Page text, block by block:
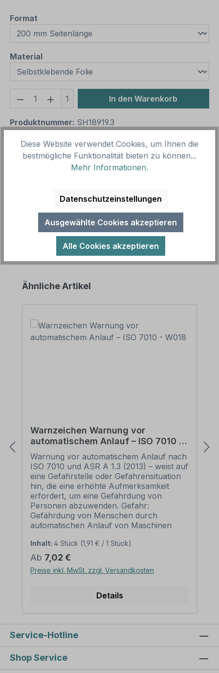
Format
Materialauswählen
Produkt Anzahl: Gib den
1 In den Warenkorb
Produktnummer: SH18919.3
Verlassen einer schwimmenden Fläche – nach ISO
Produktgalerie überspringen
Ähnliche Artikel
Warnzeichen Warnung vor
automatischem Anlauf – ISO 7010 -
W018
Warnung vor automatischem Anlauf nach
ISO 7010 und ASR A 1.3 (2013) – weist auf
eine Gefahrstelle oder Gefahrensituation
hin, die eine erhöhte Aufmerksamkeit
erfordert, um eine Gefährdung von
Personen abzuwenden. Gefahr:
Gefährdung von Menschen durch
automatischen Anlauf von Maschinen
Schreddermaschinen. Merkmale
des Warnzeichens Warnung vor
automatischem Anlauf – ISO 7010 - W018:
Ausführung: Grundfarbe gelb, Rand und
und ASR A 1.3 (2013) Material:
3 mm Aluminium 2 mm
Abmessungen: (nicht in allen Materialien
verfügbar) 100 mm Seitenlänge –
Seitenlänge – Erkennungsweite bis 6 m
300 mm Seitenlänge –
Inhalt: 4 Stück (1,91 € / 1 Stück)
Regulärer Preis:
Ab 7,02 €
Preise inkl. MwSt. zzgl. Versandkosten
Details
Service-Hotline
Shop Service
Diese Website verwendet Cookies, um Ihnen die
bestmögliche Funktionalität bieten zu können...
Mehr Informationen.
Datenschutzeinstellungen
Ausgewählte Cookies akzeptieren
Alle Cookies akzeptieren